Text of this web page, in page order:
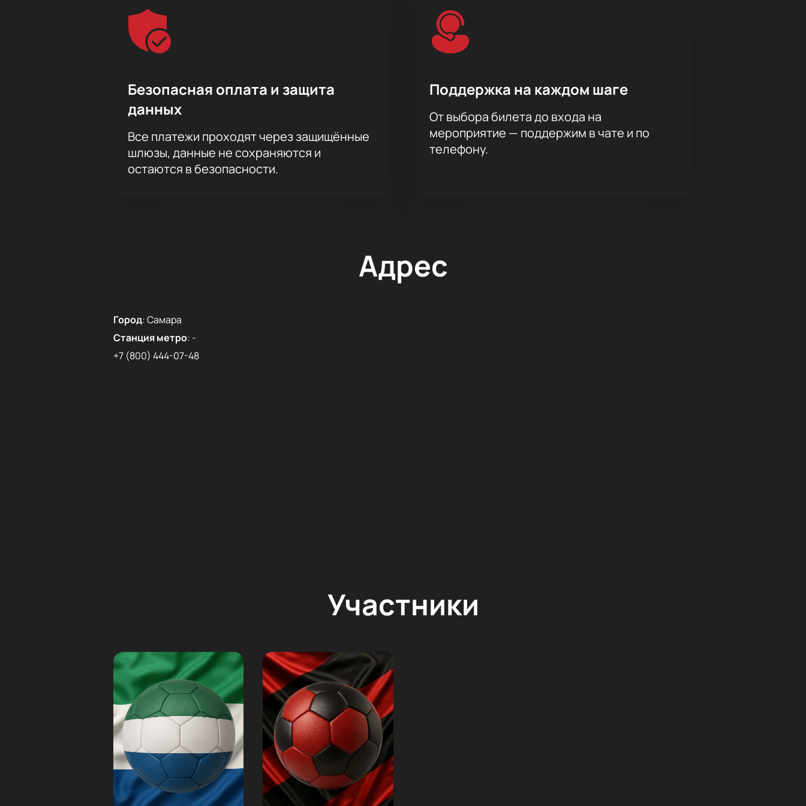
Безопасная оплата и защита
данных
Все платежи проходят через защищённые
шлюзы, данные не сохраняются и
остаются в безопасности.
Поддержка на каждом шаге
От выбора билета до входа на
мероприятие — поддержим в чате и по
телефону.
Адрес
Город:Самара
Станция метро: -
+7 (800) 444-07-48
Участники